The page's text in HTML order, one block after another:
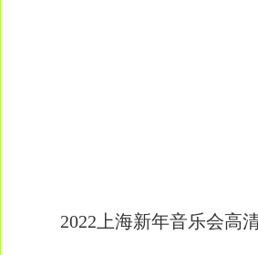
2022上海新年音乐会高